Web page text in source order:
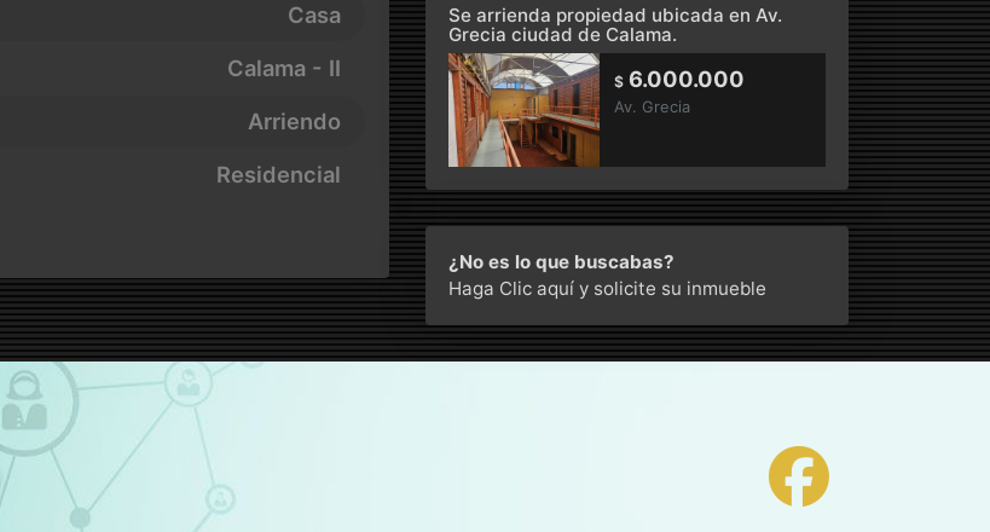
Casa
Calama - II
Arriendo
Residencial
Se arrienda propiedad ubicada en Av.
Grecia ciudad de Calama.
$6.000.000
Av. Grecia
¿No es lo que buscabas?
Haga Clic aquí y solicite su inmueble